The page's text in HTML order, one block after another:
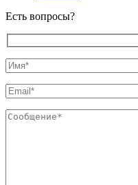
Есть вопросы?